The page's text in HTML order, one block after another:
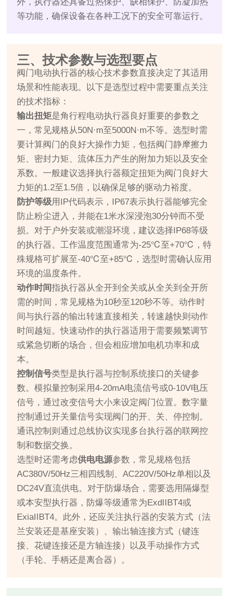
外，执行器还具备过热保护、缺相保护、防凝加热
等功能，确保设备在各种工况下的安全可靠运行。
三、技术参数与选型要点
阀门电动执行器的核心技术参数直接决定了其适用
场景和性能表现。以下是选型过程中需要重点关注
的技术指标：
输出扭矩是角行程电动执行器良好重要的参数之
一，常见规格从50N·m至5000N·m不等。选型时需
要计算阀门的良好大操作力矩，包括阀门静摩擦力
矩、密封力矩、流体压力产生的附加力矩以及安全
系数。一般建议选择执行器额定扭矩为阀门良好大
力矩的1.2至1.5倍，以确保足够的驱动力裕度。
防护等级用IP代码表示，IP67表示执行器能够完全
防止粉尘进入，并能在1米水深浸泡30分钟而不受
损。对于户外安装或潮湿环境，建议选择IP68等级
的执行器。工作温度范围通常为-25℃至+70℃，特
殊规格可扩展至-40℃至+85℃，选型时需确认应用
环境的温度条件。
动作时间指执行器从全开到全关或从全关到全开所
需的时间，常见规格为10秒至120秒不等。动作时
间与执行器的输出转速直接相关，转速越快则动作
时间越短。快速动作的执行器适用于需要频繁调节
或紧急切断的场合，但会相应增加电机功率和成
本。
控制信号类型是执行器与控制系统接口的关键参
数。模拟量控制采用4-20mA电流信号或0-10V电压
信号，通过改变信号大小来设定阀门位置。数字量
控制通过开关量信号实现阀门的开、关、停控制。
通讯控制则通过总线协议实现多台执行器的联网控
制和数据交换。
选型时还需考虑供电电源参数，常见规格包括
AC380V/50Hz三相四线制、AC220V/50Hz单相以及
DC24V直流供电。对于防爆场合，需要选用隔爆型
或本安型执行器，防爆等级通常为ExdIIBT4或
ExiaIIBT4。此外，还应关注执行器的安装方式（法
兰安装还是基座安装）、输出轴连接方式（键连
接、花键连接还是方轴连接）以及手动操作方式
（手轮、手柄还是离合器）。